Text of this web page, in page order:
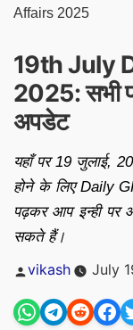
Affairs 2025
19th July
2025: सभी
अपडेट
यहाँ पर 19 जुलाई,
होने के लिए Daily
पढ़कर आप इन्ही पर
सकते हैं।
Posted
vikash July